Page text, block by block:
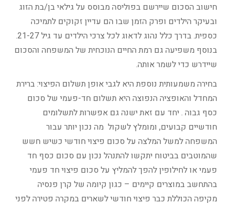
חישוב הסכום שיירשם בפוליסה מבוסס על גילאי בן/בת הזוג
ובעיקר הילדים ופרק הזמן שבו הם עדיין זקוקים לתמיכה
כספית. בדרך כלל נהוג לדאוג לכל צרכי הילדים עד גיל 21-27.
בנוסף משפיעה גם רמת החיים הנוכחית של המשפחה והסכום
שיידרש כדי לשמר אותה.
בחירה משמעותית נוספת היא לגבי אופן תשלום הפיצוי: ברירת
המחדל והאופציה הנפוצה היא תשלום חד-פעמי של סכום
כסף גבוה . יחד עם זאת ישנה גם אפשרות לתשלומים
חודשיים קבועים, ומומלץ לשקול מה נכון יותר עבור
המשפחה למשל המלצה על סכום פיצוי חודשי כשיש חשש
שהמוטבים בביטוח יתקשו להתנהל נכון עם סכום כסף חד
פעמי או לחילופין להפך להמליץ על סכום פיצוי חד פעמי
בהתחשב במוצרים קיימים – כגון קיומה של קרן פנסיה
מקיפה הכוללת כבר פיצוי חודשי לשארים במקרה פטירה לפני